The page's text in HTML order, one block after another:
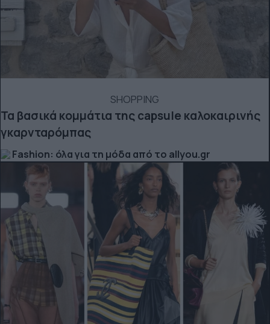
SHOPPING
Τα βασικά κομμάτια της capsule καλοκαιρινής
γκαρνταρόμπας
Fashion: όλα για τη μόδα από το allyou.gr